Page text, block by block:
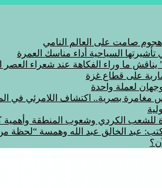
هجوم صامت على العالم النامي
تأشيرتها السياحية أداء مناسك العمرة
يناقش ما وراء الفكاهة عند شعراء العصر
على قطاع غزة
وجهان لعملة واحدة
مغامرة بصرية.. اكتشاف اللامرئي في
للشعب الكردي وشعوب المنطقة
عبد الخالق عبد الله وهمسة “لحظة